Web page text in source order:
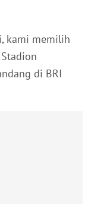
kami memilih
di BRI